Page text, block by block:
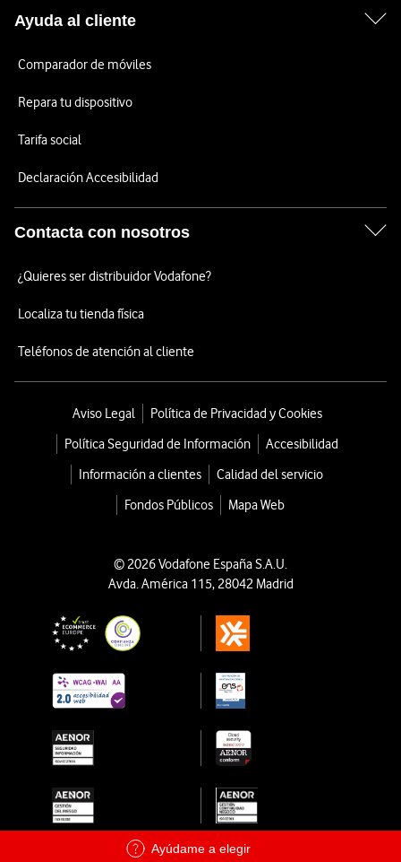
Ayúdame a elegir
Ayuda al cliente
Comparador de móviles
Repara tu dispositivo
Tarifa social
Declaración Accesibilidad
Contacta con nosotros
¿Quieres ser distribuidor Vodafone?
Localiza tu tienda física
Teléfonos de atención al cliente
Aviso Legal
Política de Privacidad y Cookies
Política Seguridad de Información
Accesibilidad
Información a clientes
Calidad del servicio
Fondos Públicos
Mapa Web
© 2026 Vodafone España S.A.U.
Avda. América 115, 28042 Madrid